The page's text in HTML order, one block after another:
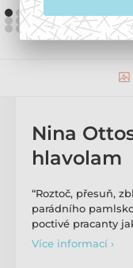
Nina
hlavolam
“Roztoč, přesuň,
parádního
poctivé pracanty
Více informací ›